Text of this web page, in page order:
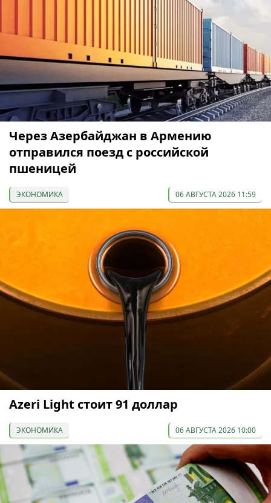
Через Азербайджан в Армению
отправился поезд с российской
пшеницей
ЭКОНОМИКА 06 АВГУСТА 2026 11:59
Azeri Light стоит 91 доллар
ЭКОНОМИКА 06 АВГУСТА 2026 10:00